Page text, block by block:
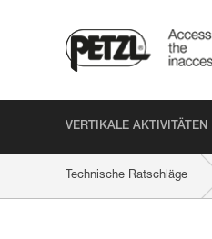
VERTIKALE AKTIVITÄTEN
Technische Ratschläge